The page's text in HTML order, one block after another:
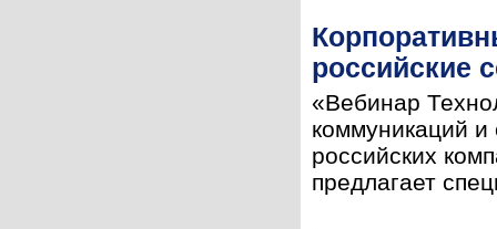
российские
«Вебинар
коммуникаций
российских
предлагает